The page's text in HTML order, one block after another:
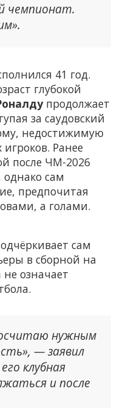
чемпионат.
41 год.
глубокой
продолжает
за саудовский
недостижимую
Ранее
после ЧМ-2026
однако сам
предпочитая
а голами.
сам
в сборной на
означает
нужным
— заявил
клубная
и после